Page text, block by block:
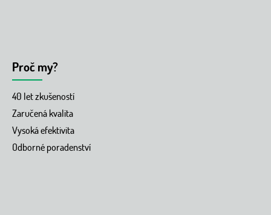
Proč my?
40 let zkušeností
Zaručená kvalita
Vysoká efektivita
Odborné poradenství